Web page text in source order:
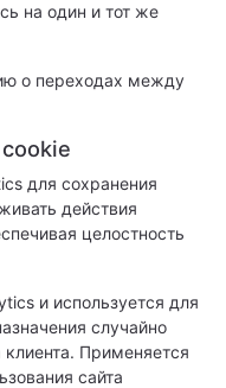
на один и тот же
о переходах между
для сохранения
действия
целостность
и используется для
случайно
клиента. Применяется
сайта